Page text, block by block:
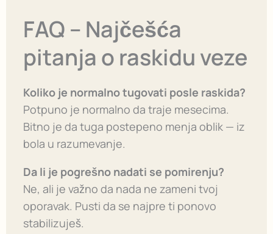
FAQ – Najčešća
pitanja o raskidu veze
Koliko je normalno tugovati posle raskida?
Potpuno je normalno da traje mesecima.
Bitno je da tuga postepeno menja oblik — iz
bola u razumevanje.
Da li je pogrešno nadati se pomirenju?
Ne, ali je važno da nada ne zameni tvoj
oporavak. Pusti da se najpre ti ponovo
stabilizuješ.